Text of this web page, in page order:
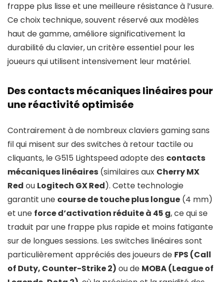
frappe plus lisse et une meilleure résistance à l’usure.
Ce choix technique, souvent réservé aux modèles
haut de gamme, améliore significativement la
durabilité du clavier, un critère essentiel pour les
joueurs qui utilisent intensivement leur matériel.
Des contacts mécaniques linéaires pour
une réactivité optimisée
Contrairement à de nombreux claviers gaming sans
fil qui misent sur des switches à retour tactile ou
cliquants, le G515 Lightspeed adopte des contacts
mécaniques linéaires (similaires aux Cherry MX
Red ou Logitech GX Red). Cette technologie
garantit une course de touche plus longue (4 mm)
et une force d’activation réduite à 45 g, ce qui se
traduit par une frappe plus rapide et moins fatigante
sur de longues sessions. Les switches linéaires sont
particulièrement appréciés des joueurs de FPS (Call
of Duty, Counter-Strike 2) ou de MOBA (League of